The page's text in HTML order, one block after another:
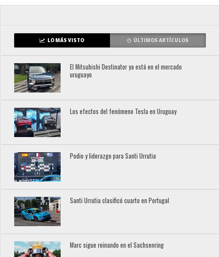
LO MÁS VISTO ÚLTIMOS ARTÍCULOS
El Mitsubishi Destinator ya está en el mercado
uruguayo
Los efectos del fenómeno Tesla en Uruguay
Podio y liderazgo para Santi Urrutia
Santi Urrutia clasificó cuarto en Portugal
Marc sigue reinando en el Sachsenring